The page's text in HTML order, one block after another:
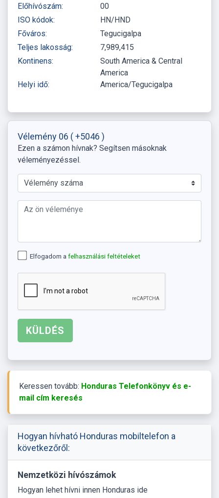
Előhívószám:
00
ISO kódok:
HN/HND
Főváros:
Tegucigalpa
Teljes lakosság:
7,989,415
Kontinens:
South America & Central
America
Helyi idő:
America/Tegucigalpa
Vélemény 06 ( +5046 )
Ezen a számon hívnak? Segítsen másoknak
véleményezéssel.
Elfogadom a felhasználási feltételeket
Keressen tovább: Honduras Telefonkönyv és e-
mail cím keresés
Hogyan hívható Honduras mobiltelefon a
következőről:
Nemzetközi hívószámok
Hogyan lehet hívni innen Honduras ide